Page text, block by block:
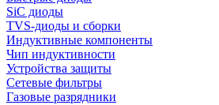
SiC диоды
TVS-диоды и сборки
Индуктивные компоненты
Чип индуктивности
Устройства защиты
Сетевые фильтры
Газовые разрядники